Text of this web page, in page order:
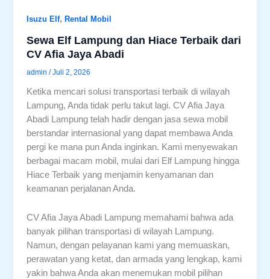
Isuzu Elf,Rental Mobil
Sewa Elf Lampung dan Hiace Terbaik dari
CV Afia Jaya Abadi
admin/Juli 2, 2026
Ketika mencari solusi transportasi terbaik di wilayah
Lampung, Anda tidak perlu takut lagi. CV Afia Jaya
Abadi Lampung telah hadir dengan jasa sewa mobil
berstandar internasional yang dapat membawa Anda
pergi ke mana pun Anda inginkan. Kami menyewakan
berbagai macam mobil, mulai dari Elf Lampung hingga
Hiace Terbaik yang menjamin kenyamanan dan
keamanan perjalanan Anda.
CV Afia Jaya Abadi Lampung memahami bahwa ada
banyak pilihan transportasi di wilayah Lampung.
Namun, dengan pelayanan kami yang memuaskan,
perawatan yang ketat, dan armada yang lengkap, kami
yakin bahwa Anda akan menemukan mobil pilihan